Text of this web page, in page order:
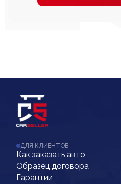
ДЛЯ КЛИЕНТОВ
Как заказать авто
Образец договора
Гарантии